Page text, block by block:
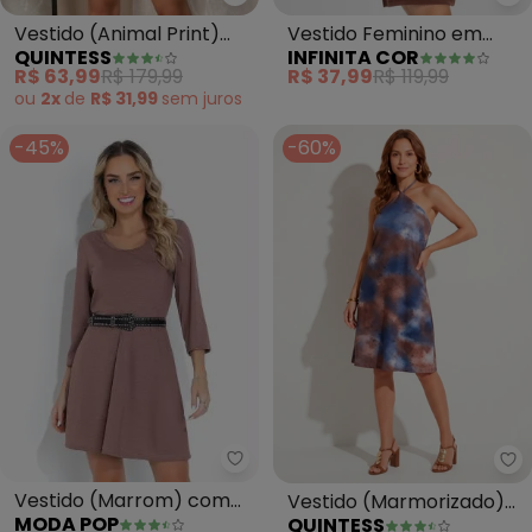
Vestido (Animal Print)
em Crepe Plano
QUINTESS
R$ 63,99R$ 179,99
ou 2x de R$ 31,99 sem juros
Vestido Feminino em
Ribana Canelada
(Marrom)
INFINITA COR
R$ 37,99R$ 119,99
-45%
Moda Pop - Vestido (Marrom)
Vestido (Marrom) com
MODA POP
-60%
Vestido (Marmorizado)
QUINTESS